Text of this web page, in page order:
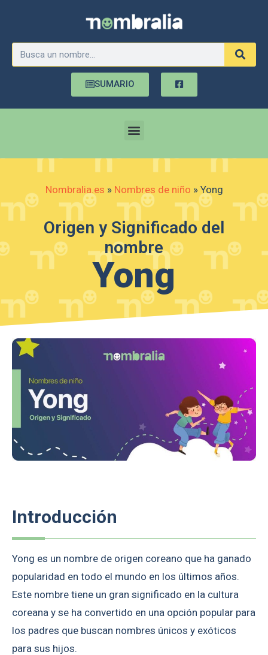
SUMARIO
Nombralia.es » Nombres de niño » Yong
Origen y Significado del
nombre
Yong
Introducción
Yong es un nombre de origen coreano que ha ganado
popularidad en todo el mundo en los últimos años.
Este nombre tiene un gran significado en la cultura
coreana y se ha convertido en una opción popular para
los padres que buscan nombres únicos y exóticos
para sus hijos.